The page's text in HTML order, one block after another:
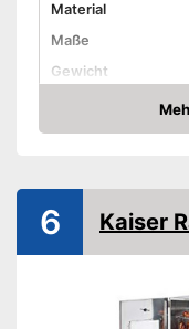
Material
Maße
Gewicht
Temperaturanzeige
Zubehör
Rost inklusive
Fischkörbe inklusive
Amazon
6 Kaiser